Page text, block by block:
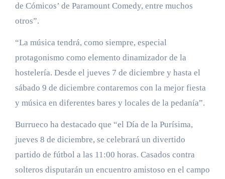
de Cómicos’ de Paramount Comedy, entre muchos
otros”.
“La música tendrá, como siempre, especial
protagonismo como elemento dinamizador de la
hostelería. Desde el jueves 7 de diciembre y hasta el
sábado 9 de diciembre contaremos con la mejor fiesta
y música en diferentes bares y locales de la pedanía”.
Burrueco ha destacado que “el Día de la Purísima,
jueves 8 de diciembre, se celebrará un divertido
partido de fútbol a las 11:00 horas. Casados contra
solteros disputarán un encuentro amistoso en el campo